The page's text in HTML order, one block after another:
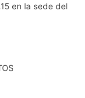
en la sede del